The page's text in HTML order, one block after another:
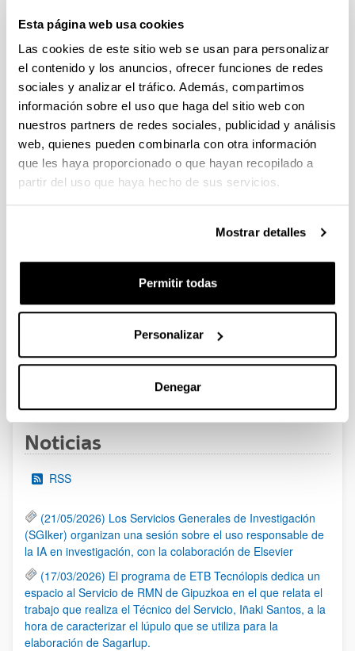
Esta página web usa cookies
Las cookies de este sitio web se usan para personalizar
el contenido y los anuncios, ofrecer funciones de redes
sociales y analizar el tráfico. Además, compartimos
información sobre el uso que haga del sitio web con
nuestros partners de redes sociales, publicidad y análisis
web, quienes pueden combinarla con otra información
que les haya proporcionado o que hayan recopilado a
partir del uso que haya hecho de sus servicios.
Mostrar detalles
Permitir todas
Personalizar
Denegar
(Ciencias de la vida y la materia, Ciencias Sociales y
Humanidades)
Plazo de presentación cerrado (Fecha de fin del plazo de
presentación: 02/10/2025 23:59)
08/08/2025. Plazo para solicitar carta acreditativa en el centro
de investigación finaliza el 24 de septiembre de 2025.
PIFG25/25: “ Advanced Scientific Machine Learning and
Uncertainty Quantification Methods with Applications to
Materials Science”
06/08/2025. Resolución definitiva de concesión.
CONVOCATORIA PROGRAMA PREDOCTORAL DE
Plazo de presentación cerrado: 31/07/2025 - 08/09/2025 23:59
Se ha publicado la convocatoria
Páginas intermedias Use TAB para desplazarse.
PáginaPágina
14 15
Noticias
RSS
(21/05/2026) Los Servicios Generales de Investigación
(SGIker) organizan una sesión sobre el uso responsable de
la IA en investigación, con la colaboración de Elsevier
(17/03/2026) El programa de ETB Tecnólopis dedica un
espacio al Servicio de RMN de Gipuzkoa en el que relata el
trabajo que realiza el Técnico del Servicio, Iñaki Santos, a la
hora de caracterizar el lúpulo que se utiliza para la
elaboración de Sagarlup.